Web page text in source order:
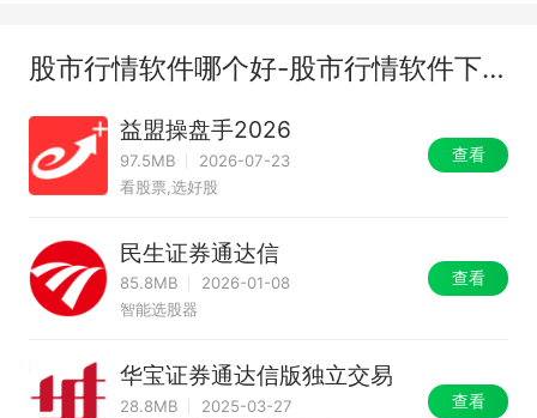
股市行情软件哪个好-股市行情软件下载-股市行情软件有哪些
益盟操盘手2026
97.5MB
2026-07-23
看股票,选好股
查看
民生证券通达信
85.8MB
2026-01-08
智能选股器
查看
华宝证券通达信版独立交易
28.8MB
2025-03-27
查看